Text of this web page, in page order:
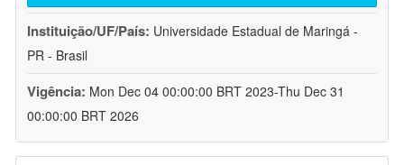
Instituição/UF/País: Universidade Estadual de Maringá -
PR - Brasil
Vigência: Mon Dec 04 00:00:00 BRT 2023-Thu Dec 31
00:00:00 BRT 2026